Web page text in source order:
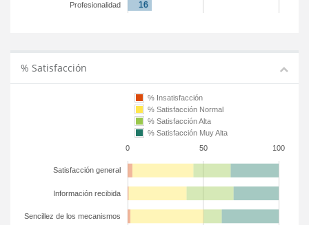
Profesionalidad
% Satisfacción
0 50 100
Satisfacción general
Información recibida
Sencillez de los mecanismos
% Insatisfacción
% Satisfacción Normal
% Satisfacción Alta
% Satisfacción Muy Alta